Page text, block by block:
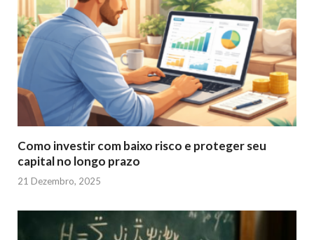
Como investir com baixo risco e proteger seu
capital no longo prazo
21 Dezembro, 2025